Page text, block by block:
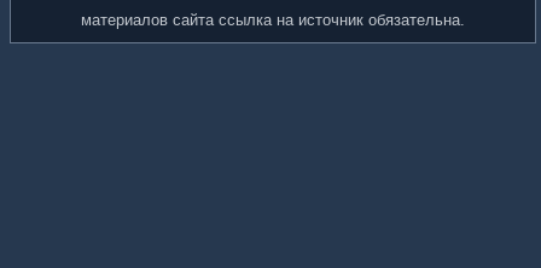
материалов сайта ссылка на источник обязательна.